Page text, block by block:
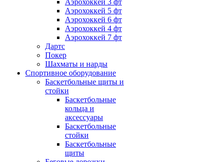
Аэрохоккей 3 фт
Аэрохоккей 5 фт
Аэрохоккей 6 фт
Аэрохоккей 4 фт
Аэрохоккей 7 фт
Дартс
Покер
Шахматы и нарды
Спортивное оборудование
Баскетбольные щиты и
стойки
Баскетбольные
кольца и
аксессуары
Баскетбольные
стойки
Баскетбольные
щиты